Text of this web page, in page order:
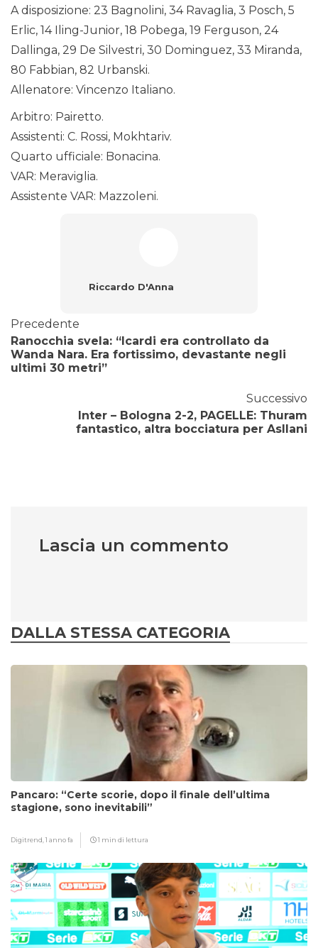
A disposizione: 23 Bagnolini, 34 Ravaglia, 3 Posch, 5
Erlic, 14 Iling-Junior, 18 Pobega, 19 Ferguson, 24
Dallinga, 29 De Silvestri, 30 Dominguez, 33 Miranda,
80 Fabbian, 82 Urbanski.
Allenatore: Vincenzo Italiano.
Arbitro: Pairetto.
Assistenti: C. Rossi, Mokhtariv.
Quarto ufficiale: Bonacina.
VAR: Meraviglia.
Assistente VAR: Mazzoleni.
Riccardo D'Anna
Precedente
Ranocchia svela: “Icardi era controllato da
Wanda Nara. Era fortissimo, devastante negli
ultimi 30 metri”
Successivo
Inter – Bologna 2-2, PAGELLE: Thuram
fantastico, altra bocciatura per Asllani
Lascia un commento
DALLA STESSA CATEGORIA
Pancaro: “Certe scorie, dopo il finale dell’ultima
stagione, sono inevitabili”
Digitrend,1 anno fa 1 min di lettura